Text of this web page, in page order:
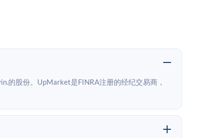
的股份。UpMarket是FINRA注册的经纪交易商，